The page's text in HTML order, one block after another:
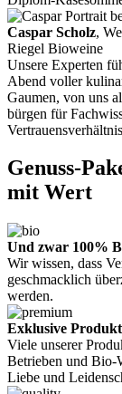
Caspar Scholz,
Riegel Bioweine
Unsere Experten
Abend voller
Gaumen, von uns
bürgen für
Genuss-
mit Wert
Und zwar 100%
Wir wissen, dass
geschmacklich
werden.
Exklusive
Viele unserer
Betrieben und Bio-
Liebe und